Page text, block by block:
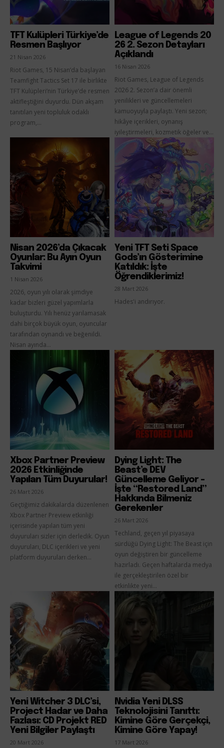
TFT Kulüpleri Türkiye’de
Resmen Başlıyor
21 Nisan 2026
Riot Games, 15 Nisan’da başlayan
Teamfight Tactics Set 17 ile birlikte
TFT Kulüpleri’nin Türkiye’de resmen
aktifleştiğini duyurdu. Dün akşam
tanıtılan yeni topluluk odaklı
program,...
League of Legends 20
26 2. Sezon Detayları
Açıklandı
16 Nisan 2026
Riot Games, League of Legends
2026 2. Sezon’a dair önemli
yenilikleri ve güncellemeleri
kamuoyuyla paylaştı. Yeni sezon;
hikâye içerikleri, oynanış
iyileştirmeleri, kozmetik öğeler ve...
Nisan 2026’da Çıkacak
Oyunlar: Bu Ayın Oyun
Takvimi
1 Nisan 2026
2026, oyun yılı olarak şimdiye
kadar bizleri güzel yapımlarla
buluşturdu. Yılı henüz yarılamasak
dahi birçok büyük oyun, oyuncular
tarafından oynandı ve beğenildi.
Nisan ayında...
Yeni TFT Seti Space
Gods’ın Gösterimine
Katıldık: İşte
Öğrendiklerimiz!
28 Mart 2026
Hades'i andırıyor.
Xbox Partner Preview
2026 Etkinliğinde
Yapılan Tüm Duyurular!
26 Mart 2026
Geçtiğimiz dakikalarda düzenlenen
Xbox Partner Preview etkinliği
içerisinde yapılan tüm yeni
duyuruları sizler için derledik. Oyun
duyuruları, DLC içerikleri ve yeni
platform duyuruları derken...
Dying Light: The
Beast’e DEV
Güncelleme Geliyor –
İşte “Restored Land”
Hakkında Bilmeniz
Gerekenler
26 Mart 2026
Techland, geçen yıl piyasaya
sürdüğü Dying Light: The Beast için
oyun değiştiren bir güncelleme
hazırladı. Geçen haftalarda medya
ile gerçekleştirilen özel bir
etkinlikte yeni...
Yeni Witcher 3 DLC’si,
Project Hadar ve Daha
Fazlası: CD Projekt RED
Yeni Bilgiler Paylaştı
20 Mart 2026
Nvidia Yeni DLSS
Teknolojisini Tanıttı:
Kimine Göre Gerçekçi,
Kimine Göre Yapay!
17 Mart 2026